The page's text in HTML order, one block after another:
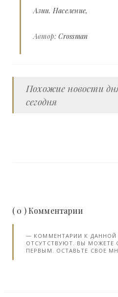
Азии. Население
Автор:Crossman
Похожие новости
сегодня
( 0 ) Комментарии
КОММЕНТАРИИ К ДАННОЙ
ОТСУТСТВУЮТ. ВЫ МОЖЕТЕ
ПЕРВЫМ. ОСТАВЬТЕ СВОЕ